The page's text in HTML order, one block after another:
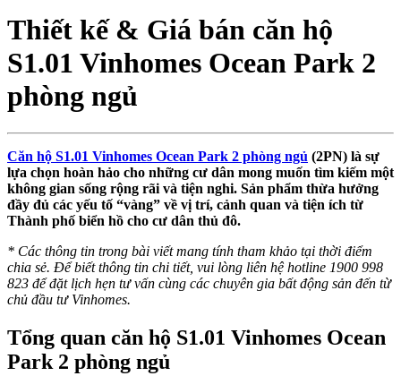
Thiết kế & Giá bán căn hộ
S1.01 Vinhomes Ocean Park 2
phòng ngủ
Căn hộ S1.01 Vinhomes Ocean Park 2 phòng ngủ (2PN) là sự
lựa chọn hoàn hảo cho những cư dân mong muốn tìm kiếm một
không gian sống rộng rãi và tiện nghi. Sản phẩm thừa hưởng
đầy đủ các yếu tố “vàng” về vị trí, cảnh quan và tiện ích từ
Thành phố biển hồ cho cư dân thủ đô.
* Các thông tin trong bài viết mang tính tham khảo tại thời điểm
chia sẻ. Để biết thông tin chi tiết, vui lòng liên hệ hotline 1900 998
823 để đặt lịch hẹn tư vấn cùng các chuyên gia bất động sản đến từ
chủ đầu tư Vinhomes.
Tổng quan căn hộ S1.01 Vinhomes Ocean
Park 2 phòng ngủ